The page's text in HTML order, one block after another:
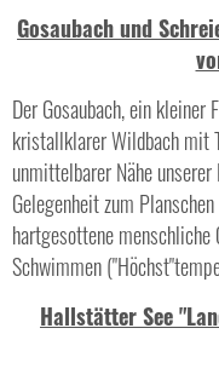
Gosaubach und
Der Gosaubach, ein kleiner
kristallklarer Wildbach mit
unmittelbarer Nähe
Gelegenheit zum
hartgesottene menschliche
Schwimmen
Hallstätter See